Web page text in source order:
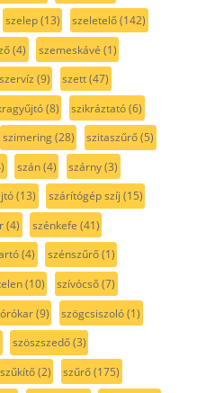
szelep(13) szeletelő(142)
(4) szemeskávé (1)
szervíz (9) szett(47)
(8) szikráztató(6)
szimering(28) szitaszűrő(5)
szán(4) szárny(3)
(13) szárítógép szíj (15)
(4) szénkefe (41)
(4) szénszűrő(1)
(10) szívócső(7)
(9) szögcsiszoló(1)
szöszszedő(3)
szűkítő(2) szűrő(175)